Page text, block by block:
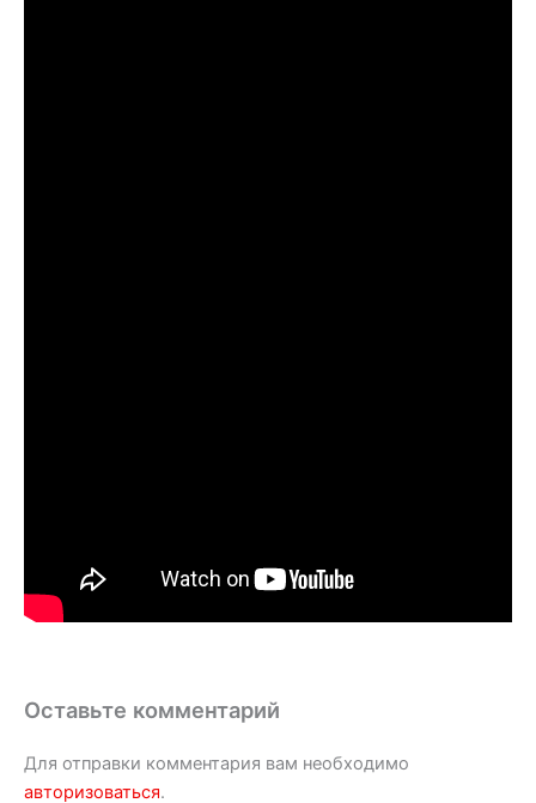
Оставьте комментарий
Для отправки комментария вам необходимо
авторизоваться.